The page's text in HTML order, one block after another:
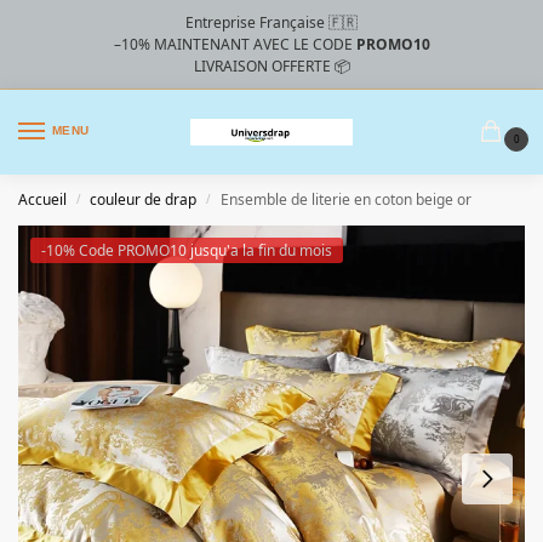
Entreprise Française 🇫🇷
–10% MAINTENANT AVEC LE CODE PROMO10
LIVRAISON OFFERTE 📦
MENU
0
Accueil / couleur de drap / Ensemble de literie en coton beige or
-10% Code PROMO10 jusqu'a la fin du mois